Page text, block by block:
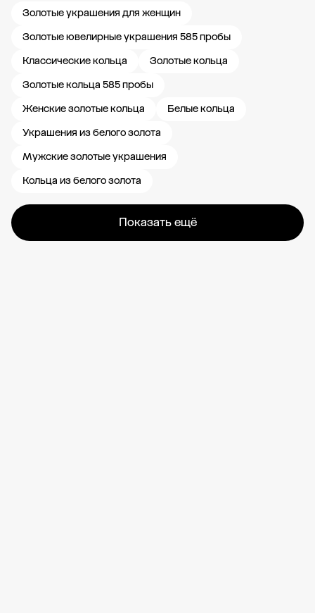
Золотые украшения для женщин
Золотые ювелирные украшения 585 пробы
Классические кольца
Золотые кольца
Золотые кольца 585 пробы
Женские золотые кольца
Белые кольца
Украшения из белого золота
Мужские золотые украшения
Кольца из белого золота
Показать ещё